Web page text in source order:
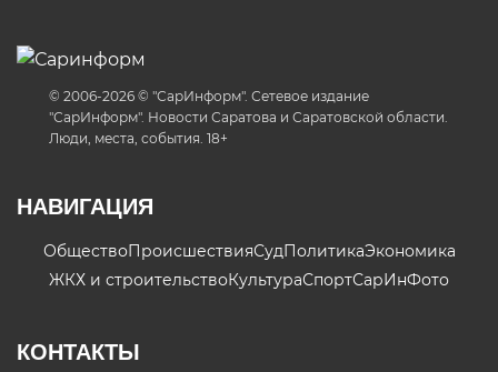
© 2006-2026 © "СарИнформ". Сетевое издание
"СарИнформ". Новости Саратова и Саратовской области.
Люди, места, события. 18+
НАВИГАЦИЯ
ОбществоПроисшествияСудПолитикаЭкономика
ЖКХ и строительствоКультураСпортСарИнФото
КОНТАКТЫ